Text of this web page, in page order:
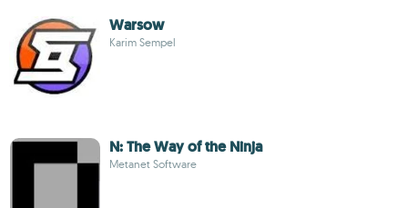
Warsow
Karim Sempel
N: The Way of the Ninja
Metanet Software